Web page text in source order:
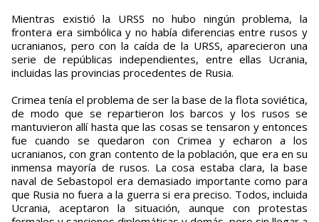
Mientras existió la URSS no hubo ningún problema, la
frontera era simbólica y no había diferencias entre rusos y
ucranianos, pero con la caída de la URSS, aparecieron una
serie de repúblicas independientes, entre ellas Ucrania,
incluidas las provincias procedentes de Rusia.
Crimea tenía el problema de ser la base de la flota soviética,
de modo que se repartieron los barcos y los rusos se
mantuvieron allí hasta que las cosas se tensaron y entonces
fue cuando se quedaron con Crimea y echaron a los
ucranianos, con gran contento de la población, que era en su
inmensa mayoría de rusos. La cosa estaba clara, la base
naval de Sebastopol era demasiado importante como para
que Rusia no fuera a la guerra si era preciso. Todos, incluida
Ucrania, aceptaron la situación, aunque con protestas